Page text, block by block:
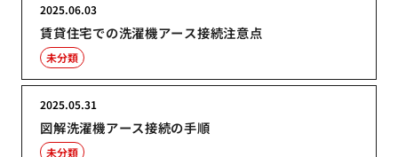
賃貸住宅での洗濯機アース接続注意点
2025.06.03
未分類
図解洗濯機アース接続の手順
2025.05.31
未分類